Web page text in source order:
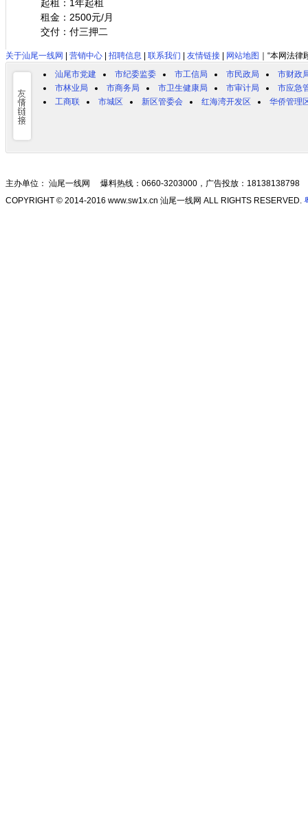
起租：1年起租
租金：2500元/月
交付：付三押二
关于汕尾一线网 营销中心 招聘信息 联系我们 友情链接 网站地图
｜“本网法
汕尾市党建
市纪委监委 市工信局 市民政局
市财政
市林业局
市商务局 市卫生健康局 市审计局
市应急
工商联
市城区 新区管委会 红海湾开发区 华侨管理
主办单位： 汕尾一线网 爆料热线：0660-3203000，广告投放：18138138798
COPYRIGHT © 2014-2016 www.sw1x.cn 汕尾一线网 ALL RIGHTS RESERVED.